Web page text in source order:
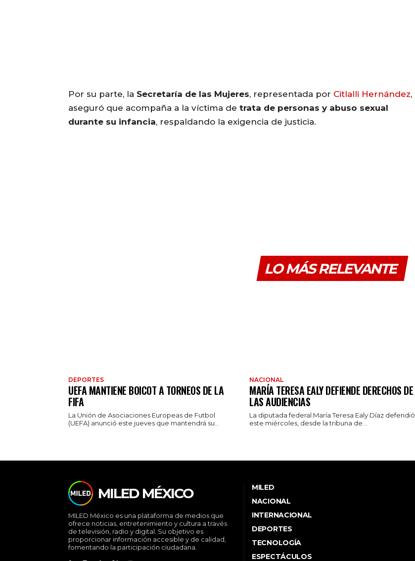
Por su parte, la Secretaría de las Mujeres, representada por Citlalli Hernández,
aseguró que acompaña a la víctima de trata de personas y abuso sexual
durante su infancia, respaldando la exigencia de justicia.
LO MÁS RELEVANTE
DEPORTES
UEFA MANTIENE BOICOT A TORNEOS DE LA
FIFA
La Unión de Asociaciones Europeas de Futbol
(UEFA) anunció este jueves que mantendrá su...
NACIONAL
MARÍA TERESA EALY DEFIENDE DERECHOS DE
LAS AUDIENCIAS
La diputada federal María Teresa Ealy Díaz defendió
este miércoles, desde la tribuna de...
MILED MÉXICO
MILED México es una plataforma de medios que
ofrece noticias, entretenimiento y cultura a través
de televisión, radio y digital. Su objetivo es
proporcionar información accesible y de calidad,
fomentando la participación ciudadana.
MILED
NACIONAL
INTERNACIONAL
DEPORTES
TECNOLOGÍA
ESPECTÁCULOS